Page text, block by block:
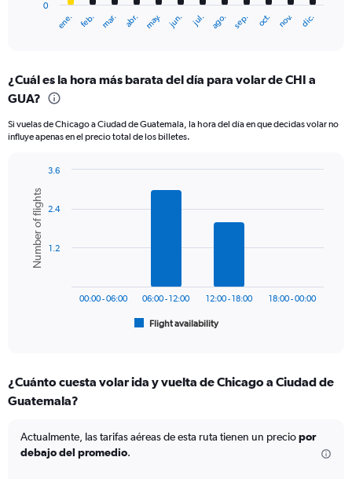
Range:
12
The
chart
axis
displaying
values.
Range:
ene. feb. mar. abr. may. jun. jul. ago. sep. oct. nov. dic.
0
¿Cuál es la hora más barata del día para volar de CHI a
GUA?
Si vuelas de Chicago a Ciudad de Guatemala, la hora del día en que decidas volar no
influye apenas en el precio total de los billetes.
chart
with
bars.
The
Range:
6
The
chart
has
Chart
graphic.
Number of flights
Flight availability
00:00 - 06:00 06:00 - 12:00 12:00 - 18:00 18:00 - 00:00
1.2
2.4
3.6
¿Cuánto cuesta volar ida y vuelta de Chicago a Ciudad de
Guatemala?
Actualmente, las tarifas aéreas de esta ruta tienen un preciopor
debajo del promedio.